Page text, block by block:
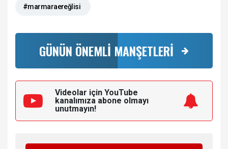
#marmaraereğlisi
GÜNÜN ÖNEMLİ MANŞETLERİ
Videolar için YouTube
kanalımıza abone olmayı
unutmayın!